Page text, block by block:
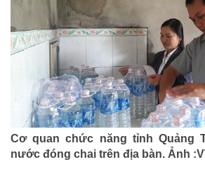
Cơ quan chức năng tỉnh Quảng
nước đóng chai trên địa bàn. Ảnh